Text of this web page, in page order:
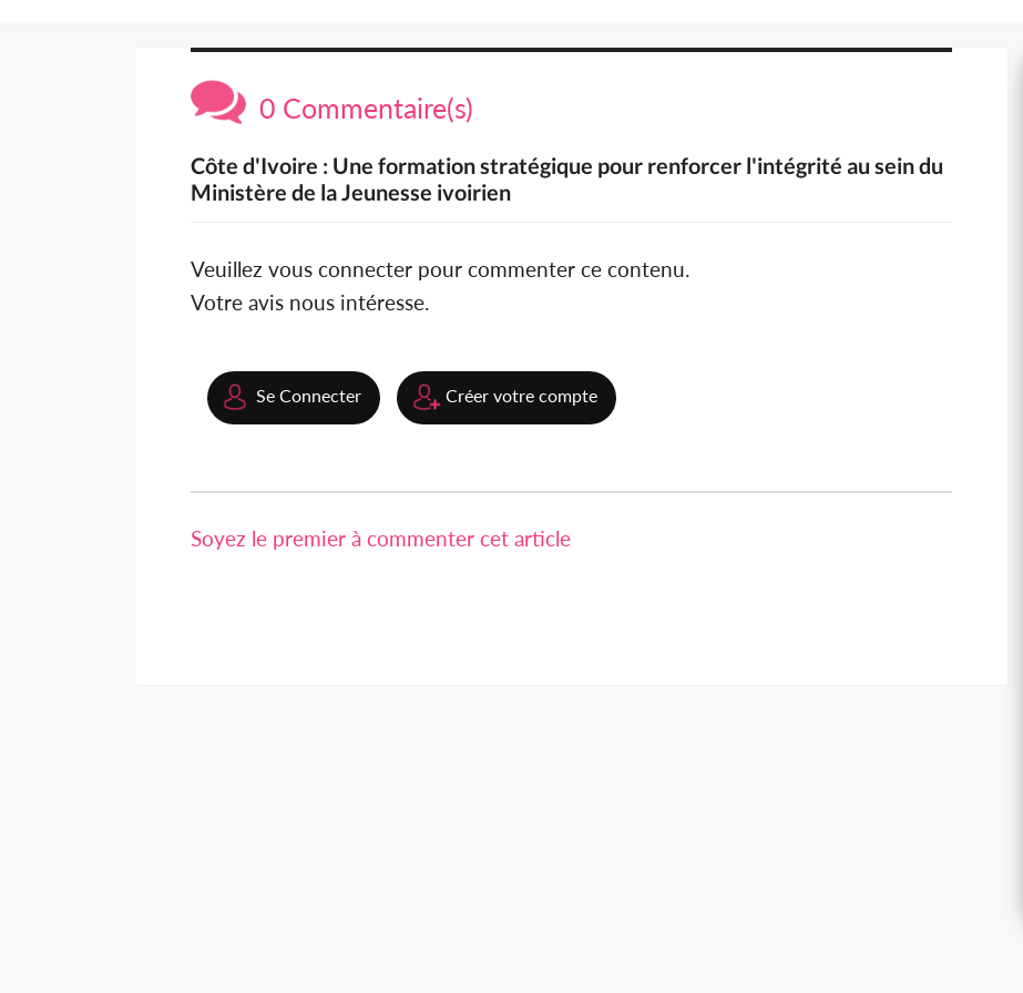
0 Commentaire(s)
Côte d'Ivoire : Une formation stratégique pour renforcer l'intégrité au sein du
Ministère de la Jeunesse ivoirien
Veuillez vous connecter pour commenter ce contenu.
Votre avis nous intéresse.
Se Connecter Créer votre compte
Soyez le premier à commenter cet article